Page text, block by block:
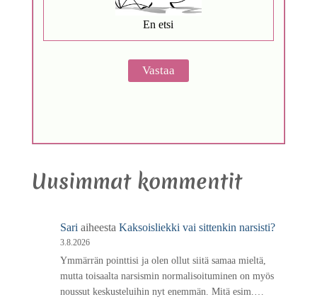
En etsi
Uusimmat kommentit
Sari aiheesta Kaksoisliekki vai sittenkin narsisti?
3.8.2026
Ymmärrän pointtisi ja olen ollut siitä samaa mieltä,
mutta toisaalta narsismin normalisoituminen on myös
noussut keskusteluihin nyt enemmän. Mitä esim.…